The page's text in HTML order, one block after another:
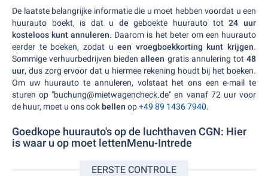
De laatste belangrijke informatie die u moet hebben voordat u een
huurauto boekt, is dat u de geboekte huurauto tot 24 uur
kosteloos kunt annuleren. Daarom is het beter om een huurauto
eerder te boeken, zodat ueen vroegboekkorting kunt krijgen.
Sommige verhuurbedrijven bieden alleen gratis annulering tot 48
uur, dus zorg ervoor dat u hiermee rekening houdt bij het boeken.
Om uw huurauto te annuleren, volstaat het ons een e-mail te
sturen op "buchung@mietwagencheck.de" en vanaf 72 uur voor
de huur, moet u ons ook bellen op+49 89 1436 7940.
Goedkope huurauto's op de luchthaven CGN: Hier
is waar u op moet lettenMenu-Intrede
EERSTE CONTROLE